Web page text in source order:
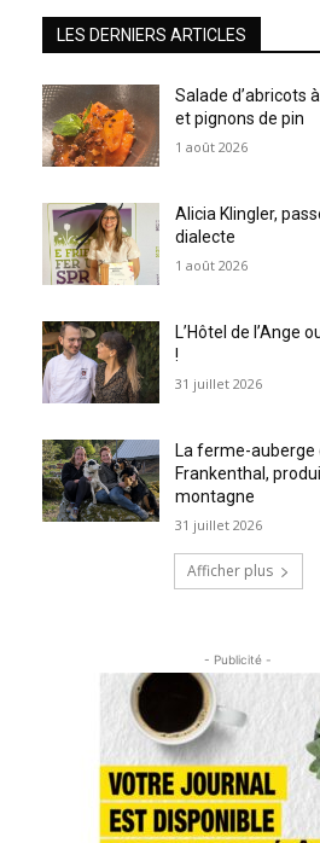
LES DERNIERS ARTICLES
Salade d’abricots à
et pignons de pin
1 août 2026
Alicia Klingler,
dialecte
1 août 2026
L’Hôtel de l’Ange
!
31 juillet 2026
La ferme-auberge
Frankenthal,
montagne
31 juillet 2026
Afficher plus
- Publicité -